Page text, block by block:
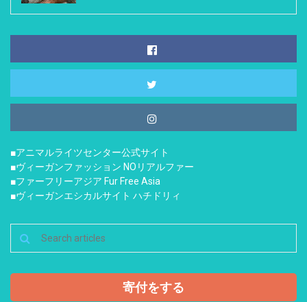
■アニマルライツセンター公式サイト
■ヴィーガンファッション NOリアルファー
■ファーフリーアジア Fur Free Asia
■ヴィーガンエシカルサイト ハチドリィ
寄付をする